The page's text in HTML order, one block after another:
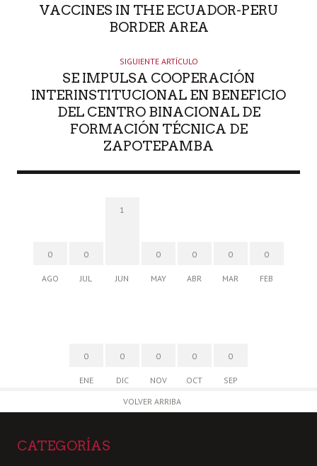
VACCINES IN THE ECUADOR-PERU
BORDER AREA
SIGUIENTE ARTÍCULO
SE IMPULSA COOPERACIÓN
INTERINSTITUCIONAL EN BENEFICIO
DEL CENTRO BINACIONAL DE
FORMACIÓN TÉCNICA DE
ZAPOTEPAMBA
0
AGO
0
JUL
1
JUN
0
MAY
0
ABR
0
MAR
0
FEB
0
ENE
0
DIC
0
NOV
0
OCT
0
SEP
VOLVER ARRIBA
CATEGORÍAS